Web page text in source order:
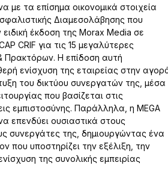
με τα επίσημα οικονομικά στοιχεία
Διαμεσολάβησης που
έκδοση της Morax Media σε
CRIF για τις 15 μεγαλύτερες
Πρακτόρων. Η επίδοση αυτή
ενίσχυση της εταιρείας στην
του δικτύου συνεργατών της, μέσα
που βασίζεται στις
εμπιστοσύνης. Παράλληλα, η MEGA
επενδύει ουσιαστικά στους
συνεργάτες της, δημιουργώντας ένα
που υποστηρίζει την εξέλιξη, την
της συνολικής εμπειρίας